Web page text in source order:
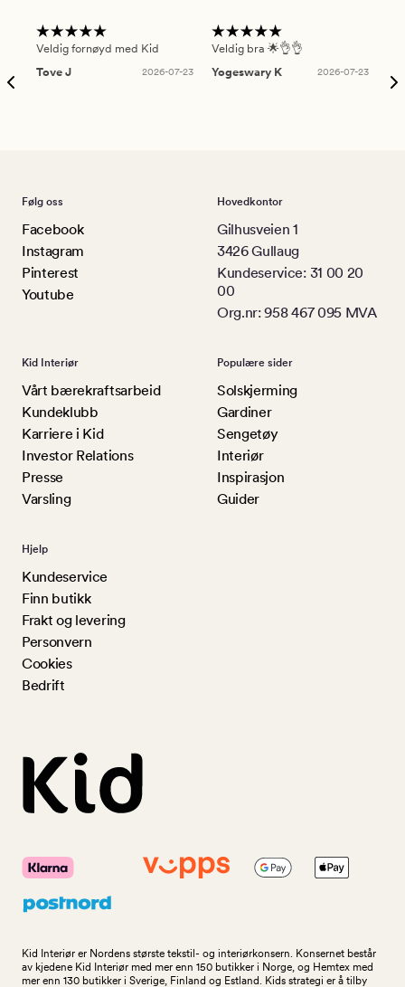
Veldig fornøyd med Kid
Tove J
2026-07-23
Veldig bra 🌟👌👌
Yogeswary K
2026-07-23
Følg oss
Facebook
Instagram
Pinterest
Youtube
Hovedkontor
Gilhusveien 1
3426 Gullaug
Kundeservice: 31 00 20
00
Org.nr: 958 467 095 MVA
Kid Interiør
Vårt bærekraftsarbeid
Kundeklubb
Karriere i Kid
Investor Relations
Presse
Varsling
Populære sider
Solskjerming
Gardiner
Sengetøy
Interiør
Inspirasjon
Guider
Hjelp
Kundeservice
Finn butikk
Frakt og levering
Personvern
Cookies
Bedrift
Kid Interiør er Nordens største tekstil- og interiørkonsern. Konsernet består
av kjedene Kid Interiør med mer enn 150 butikker i Norge, og Hemtex med
mer enn 130 butikker i Sverige, Finland og Estland. Kids strategi er å tilby